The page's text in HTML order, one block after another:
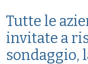
Tutte le
invitate a
sondaggio,